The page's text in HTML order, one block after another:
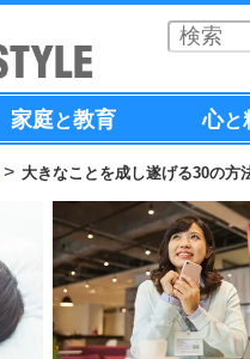
家庭と教育 心と
大きなことを成し遂げる30の方